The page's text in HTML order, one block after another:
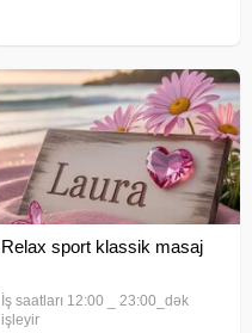
Relax sport klassik masaj
İş saatları 12:00 _ 23:00_dək
işleyir